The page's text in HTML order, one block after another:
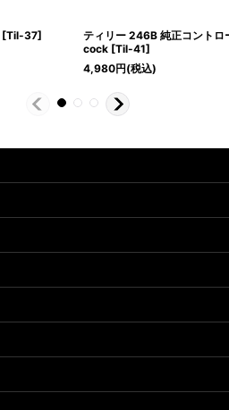
[Til-37]
ティリー 246B 純正コント
cock [Til-41]
4,980円(税込)